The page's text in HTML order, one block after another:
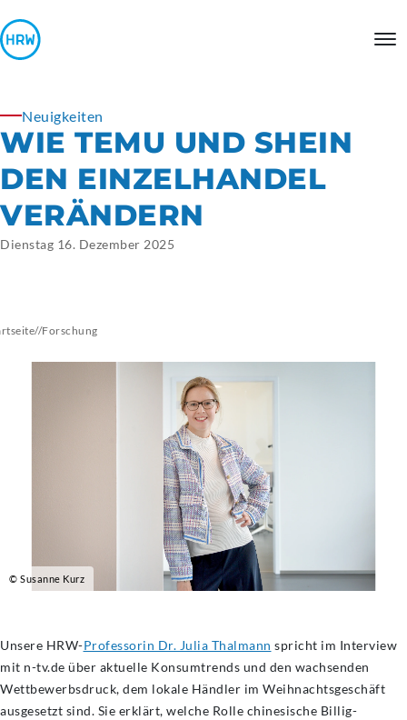
Neuigkeiten
WIE TEMU UND SHEIN
DEN EINZELHANDEL
VERÄNDERN
Dienstag 16. Dezember 2025
//Forschung
© Susanne Kurz
Unsere HRW-Professorin Dr. Julia Thalmann spricht im Interview
mit n-tv.de über aktuelle Konsumtrends und den wachsenden
Wettbewerbsdruck, dem lokale Händler im Weihnachtsgeschäft
ausgesetzt sind. Sie erklärt, welche Rolle chinesische Billig-